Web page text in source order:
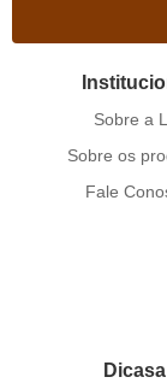
Sobre a
Sobre os
Fale